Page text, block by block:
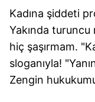
Kadına şiddeti
Yakında turuncu
hiç şaşırmam.
sloganıyla!
Zengin